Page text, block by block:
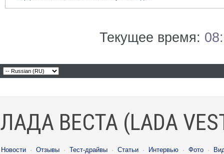
Текущее время:
ЛАДА ВЕСТА (LADA
Новости · Отзывы · Тест-драйвы · Статьи · Интервью · Фото ·